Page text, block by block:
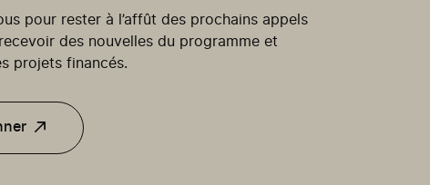
pour rester à l’affût des prochains appels
des nouvelles du programme et
projets financés.